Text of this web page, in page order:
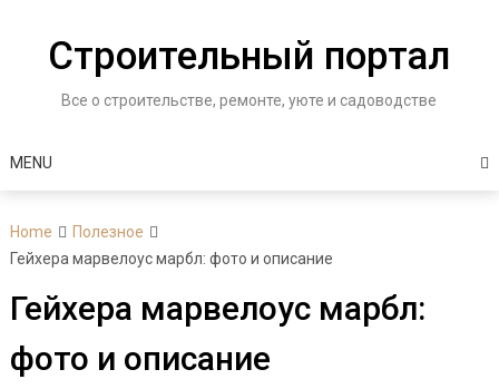
contentСтроительный портал
Все о строительстве, ремонте, уюте и садоводстве
MENU
Home
Полезное
Гейхера марвелоус марбл: фото и описание
Гейхера марвелоус марбл:
фото и описание